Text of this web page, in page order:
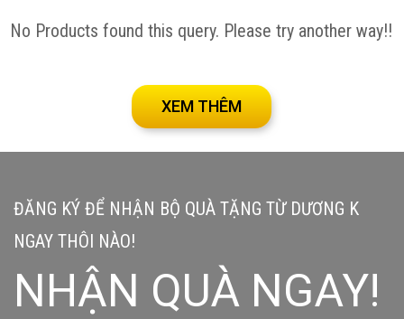
No Products found this query. Please try another way!!
XEM THÊM
ĐĂNG KÝ ĐỂ NHẬN BỘ QUÀ TẶNG TỪ DƯƠNG K
NGAY THÔI NÀO!
NHẬN QUÀ NGAY!